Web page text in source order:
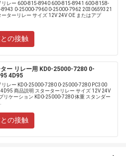
リレー 600-815-8940 600-815-8941 600-8158-
8943 0-25000-7960 0-25000-7962 2030659321
ターリレー サイズ 12V 24V OE またはアプ
の接触
ー リレー用 KD0-25000-7280 0-
4D95
リレー KD0-25000-7280 0-25000-7280 PC300
商品説明 スターターリレー サイズ 12V 24V
リケーション KD0-25000-7280 体重 スタンダー
の接触